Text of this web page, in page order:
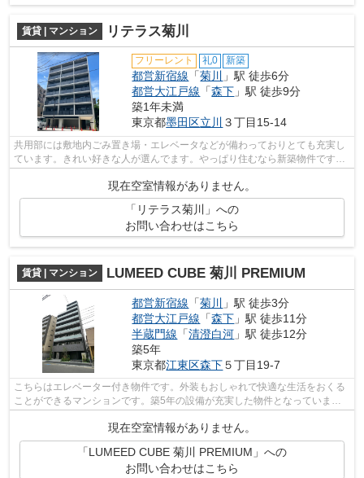
賃貸 | マンション リテラス菊川
フリーレント 礼0 新築
都営新宿線 「菊川 」駅 徒歩6分
都営大江戸線 「森下 」駅 徒歩9分
築1年未満
東京都墨田区立川 ３丁目15-14
共用部には敷地内ごみ置き場・エレベータなどが備わっておりとても充実し
ています。きれい好きな人が選んでます。やっぱり住むなら新築物件ですよ
ね。電車移動の多い方に嬉しい駅から...
現在空室情報がありません。
「リテラス菊川」への
お問い合わせはこちら
賃貸 | マンション LUMEED CUBE 菊川 PREMIUM
都営新宿線 「菊川
」駅 徒歩3分
都営大江戸線 「森下 」駅 徒歩11分
半蔵門線 「清澄白河 」駅 徒歩12分
築5年
東京都江東区森下５丁目19-7
こちらはエレベーター付き物件です。外装もおしゃれで快適な生活をおくる
ことができるマンションです。築5年の設備が充実した物件となっていま
現在空室情報がありません。
「LUMEED CUBE 菊川 PREMIUM」への
お問い合わせはこちら